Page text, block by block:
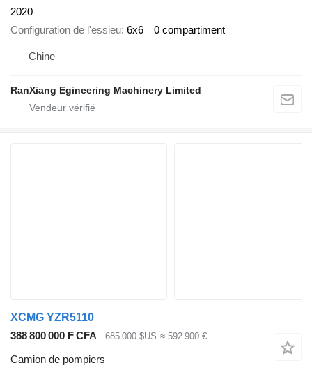
2020
Configuration de l'essieu 6x6 0 compartiment
Chine
RanXiang Egineering Machinery Limited
XCMG YZR5110
388 800 000 F CFA
685 000 $US ≈ 592 900 €
Camion de pompiers